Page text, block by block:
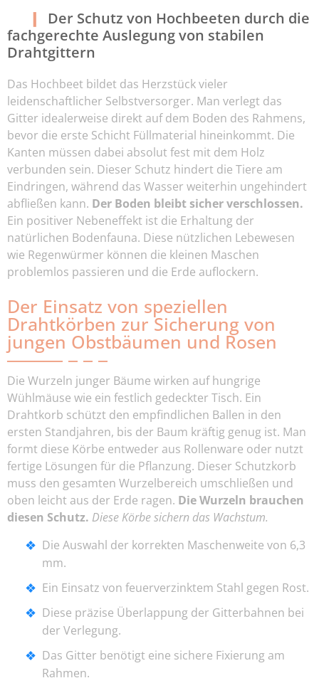
Der Schutz von Hochbeeten durch die
fachgerechte Auslegung von stabilen
Drahtgittern
Das Hochbeet bildet das Herzstück vieler
leidenschaftlicher Selbstversorger. Man verlegt das
Gitter idealerweise direkt auf dem Boden des Rahmens,
bevor die erste Schicht Füllmaterial hineinkommt. Die
Kanten müssen dabei absolut fest mit dem Holz
verbunden sein. Dieser Schutz hindert die Tiere am
Eindringen, während das Wasser weiterhin ungehindert
abfließen kann. Der Boden bleibt sicher verschlossen.
Ein positiver Nebeneffekt ist die Erhaltung der
natürlichen Bodenfauna. Diese nützlichen Lebewesen
wie Regenwürmer können die kleinen Maschen
problemlos passieren und die Erde auflockern.
Der Einsatz von speziellen
Drahtkörben zur Sicherung von
jungen Obstbäumen und Rosen
Die Wurzeln junger Bäume wirken auf hungrige
Wühlmäuse wie ein festlich gedeckter Tisch. Ein
Drahtkorb schützt den empfindlichen Ballen in den
ersten Standjahren, bis der Baum kräftig genug ist. Man
formt diese Körbe entweder aus Rollenware oder nutzt
fertige Lösungen für die Pflanzung. Dieser Schutzkorb
muss den gesamten Wurzelbereich umschließen und
oben leicht aus der Erde ragen. Die Wurzeln brauchen
diesen Schutz. Diese Körbe sichern das Wachstum.
Die Auswahl der korrekten Maschenweite von 6,3
mm.
Ein Einsatz von feuerverzinktem Stahl gegen Rost.
Diese präzise Überlappung der Gitterbahnen bei
der Verlegung.
Das Gitter benötigt eine sichere Fixierung am
Rahmen.